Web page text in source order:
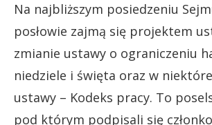
Na najbliższym posiedzeniu
posłowie zajmą się projektem
zmianie ustawy o ograniczeniu
niedziele i święta oraz w
ustawy – Kodeks pracy. To
pod którym podpisali się